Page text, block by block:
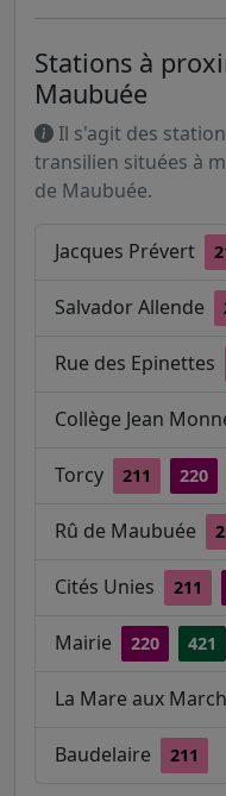
Stations à
Maubuée
Il s'agit des
transilien situées à
de Maubuée.
Jacques Prévert
Salvador Allende
Rue des Epinettes
Collège Jean
Torcy 211 220
Rû de Maubuée
Cités Unies 211
Mairie 220 421
La Mare aux
Baudelaire 211